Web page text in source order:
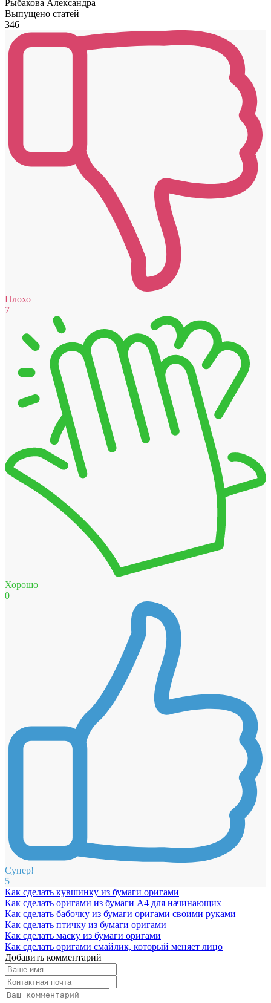
Рыбакова Александра
Выпущено статей
346
Плохо
7
Хорошо
0
Супер!
5
Как сделать кувшинку из бумаги оригами
Как сделать оригами из бумаги А4 для начинающих
Как сделать бабочку из бумаги оригами своими руками
Как сделать птичку из бумаги оригами
Как сделать маску из бумаги оригами
Как сделать оригами смайлик, который меняет лицо
Добавить комментарий